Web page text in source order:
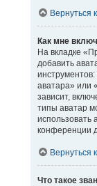
Вернуться
Как мне
На вкладке
добавить
аватара» или
зависит,
типы аватар
использовать
конференции
Вернуться
Что такое